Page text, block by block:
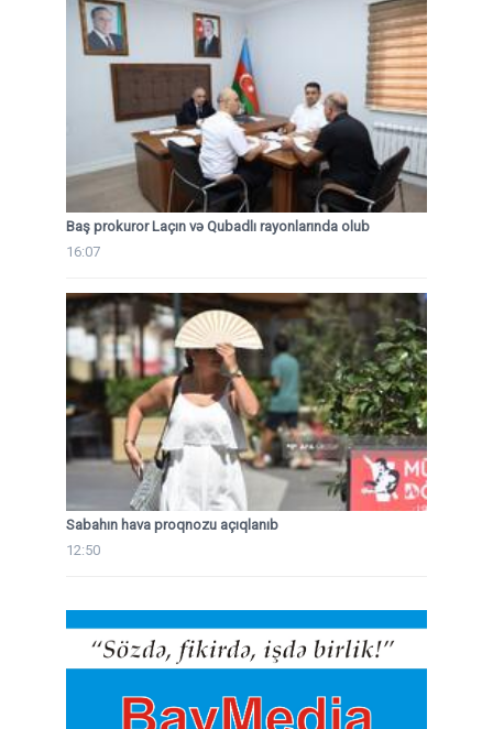
Baş prokuror Laçın və Qubadlı rayonlarında olub
16:07
Sabahın hava proqnozu açıqlanıb
12:50